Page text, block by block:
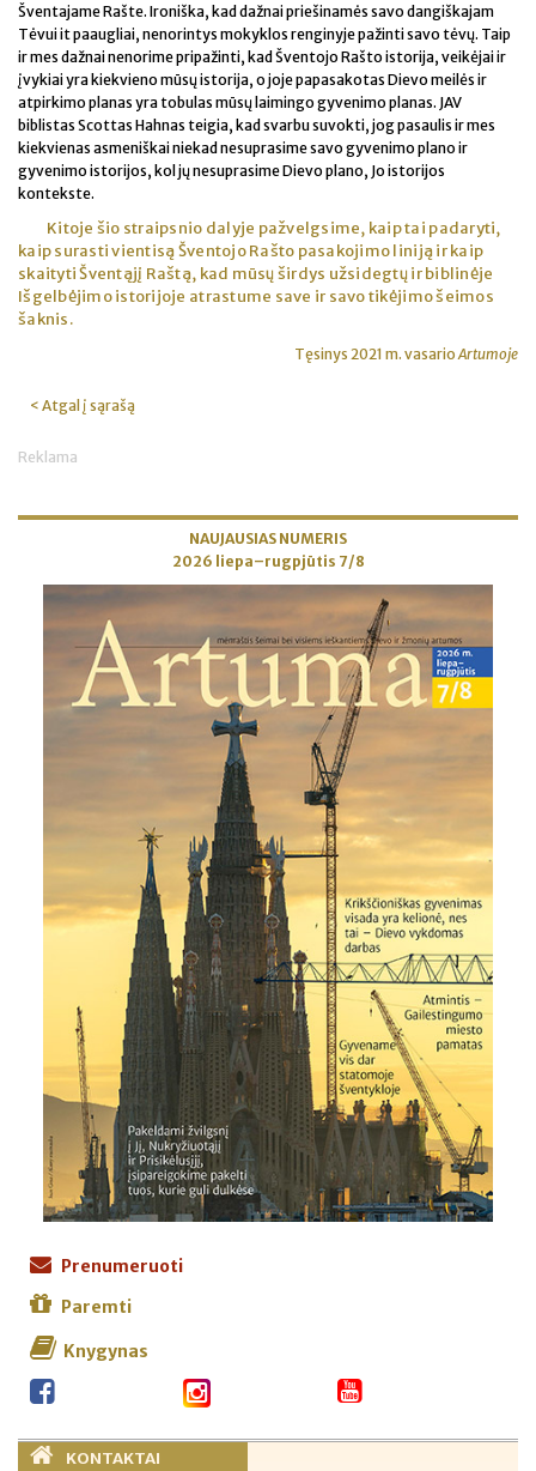
Šventajame Rašte. Ironiška, kad dažnai priešinamės savo dangiškajam
Tėvui it paaugliai, nenorintys mokyklos renginyje pažinti savo tėvų. Taip
ir mes dažnai nenorime pripažinti, kad Šventojo Rašto istorija, veikėjai ir
įvykiai yra kiekvieno mūsų istorija, o joje papasakotas Dievo meilės ir
atpirkimo planas yra tobulas mūsų laimingo gyvenimo planas. JAV
biblistas Scottas Hahnas teigia, kad svarbu suvokti, jog pasaulis ir mes
kiekvienas asmeniškai niekad nesuprasime savo gyvenimo plano ir
gyvenimo istorijos, kol jų nesuprasime Dievo plano, Jo istorijos
kontekste.
Kitoje šio straipsnio dalyje pažvelgsime, kaip tai padaryti,
kaip surasti vientisą Šventojo Rašto pasakojimo liniją ir kaip
skaityti Šventąjį Raštą, kad mūsų širdys užsidegtų ir biblinėje
Išgelbėjimo istorijoje atrastume save ir savo tikėjimo šeimos
šaknis.
Tęsinys 2021 m. vasario Artumoje
< Atgal į sąrašą
Reklama
NAUJAUSIAS NUMERIS
2026 liepa–rugpjūtis 7/8
Prenumeruoti
Paremti
Knygynas
KONTAKTAI